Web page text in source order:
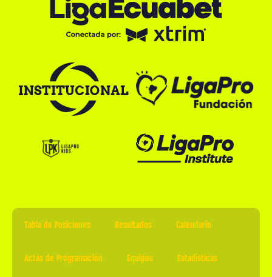
Tabla de Posiciones Resultados Calendario
Actas de Programación Equipos Estadísticas